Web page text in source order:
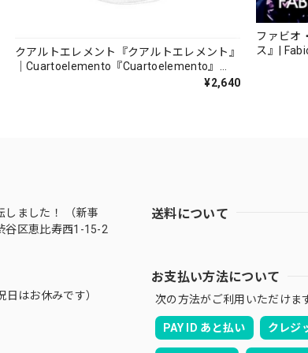
クアルトエレメント『クアルトエレメント』
｜Cuartoelemento『Cuartoelemento』
¥2,640
ファビオ
ス』|
ました！ （新事
谷区恵比寿西1-15-2
はお休みです）
送料について
お支払い方法について
次の方法がご利用いただけま
PAY ID あと払い クレジ